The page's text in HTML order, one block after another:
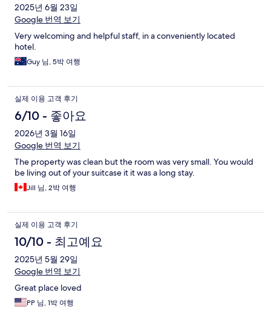
2025년 6월 23일
Google 번역 보기
Very welcoming and helpful staff, in a conveniently located
hotel.
Guy 님, 5박 여행
실제 이용 고객 후기
6/10 - 좋아요
2026년 3월 16일
Google 번역 보기
The property was clean but the room was very small. You would
be living out of your suitcase it it was a long stay.
Jill 님, 2박 여행
실제 이용 고객 후기
10/10 - 최고예요
2025년 5월 29일
Google 번역 보기
Great place loved
PP 님, 1박 여행